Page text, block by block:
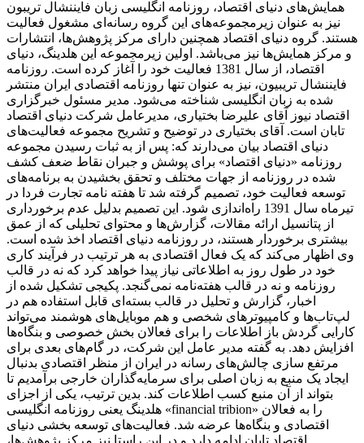
همایش‌های دنیای اقتصاد، روزنامه انگلیسی ‌زبان فایننشال تریبون
نیز به عنوان زیرمجموعه‌های این گروه رسانه‌ای مشغول فعالیت
هستند. گروه دنیای اقتصاد همچنین دارای مرکز پژوهش‌ها، انتشارات
و مرکز همایش‌ها نیز می‌باشد. اولین زیرمجموعه این هلدینگ، دنیای
اقتصاد، از سال 1381 فعالیت خود را آغاز کرده است. روزنامه
فایننشال تریبیون، نیز به عنوان تنها روزنامه اقتصادی ایران منتشر
شده به زبان انگلیسی شناخته می‌شود. مدیر مسئول خبرگزاری
اقتصاد نیوز آقای علیرضا بختیاری، مدیرعامل شرکت دنیای اقتصاد
تابان است. آقای بختیاری در توضیح و تشریح مجموعه فعالیت‌های
دنیای اقتصاد بیان می‌دارند که: پس از به ثبات رسیدن مجموعه
روزنامه «دنیای اقتصاد» برای پوشش و جبران نقاط ضعف کشف
شده در روزنامه از جهات مختلف و تحقق بخشیدن به برنامه‌های
توسعه فعالیت خود، تصمیم گرفته شد تا هفته نامه تجارت فردا در
تیرماه سال 1391 راه‌اندازی شود. این تصمیم بدلیل عدم برخورداری
از پتانسیل ارائه مقالات، گزارش‌ها و محتوای تحلیلی که از عمق
بیشتری برخوردار هستند، در روزنامه دنیای اقتصاد اخذ شده است.
وی اظهار می‌کند که یک فعال اقتصادی به هر ترتیب در فرآیند کاری
خود در طول روز به اطلاعاتی نیاز پیدا خواهد کرد که نه در قالب
روزنامه و نه در قالب هفته‌نامه نمی‌گنجد. پکیجی تشکیل شده از
اخبار، گزارش و تحلیل در قالب بسته‌ای قابل استفاده هم در
لپ‌تاب‌ها و کامپیوترهای شخصی و هم موبایل‌های هوشمند می‌تواند
کارایی گردش باز اطلاعات را برای فعالان بخش خصوصی و بنگاه‌ها
افزایش دهد. به گفته مدیر عامل این شرکت، در گام‌های بعدی برای
مرتفع سازی چالش‌های رسانه در ایران از منظر اقتصادی بدنبال
ایجاد یک منبع به زبان اصلی برای سرمایه‌گذاران خارجی برآمدیم تا
بتواند از آن منبع کسب اطلاعات کند. بدین ترتیب، یکی از اجزای
هلدینگ یعنی روزنامه انگلیسی «financial tribion» را به فعالان
اقتصادی و بنگاه‌ها عرضه شد. فعالیت‌های توسعه بخشی دنیای
اقتصاد تابان ادامه دارد و در این راستا نیز مرکز پژوهش‌ها،